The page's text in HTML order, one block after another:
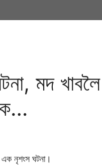
মদ খাবলৈ
এক নৃশংস ঘটনা।